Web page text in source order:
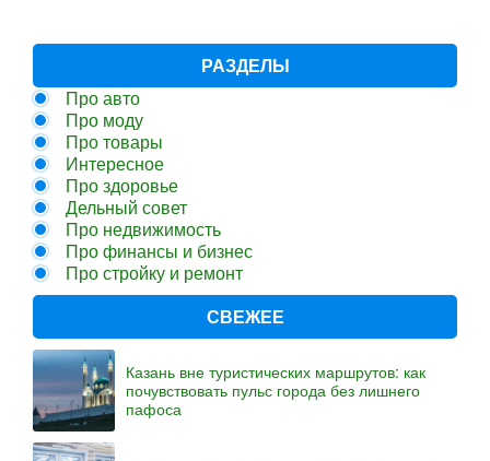
РАЗДЕЛЫ
Про авто
Про моду
Про товары
Интересное
Про здоровье
Дельный совет
Про недвижимость
Про финансы и бизнес
Про стройку и ремонт
СВЕЖЕЕ
Казань вне туристических маршрутов: как
почувствовать пульс города без лишнего
пафоса